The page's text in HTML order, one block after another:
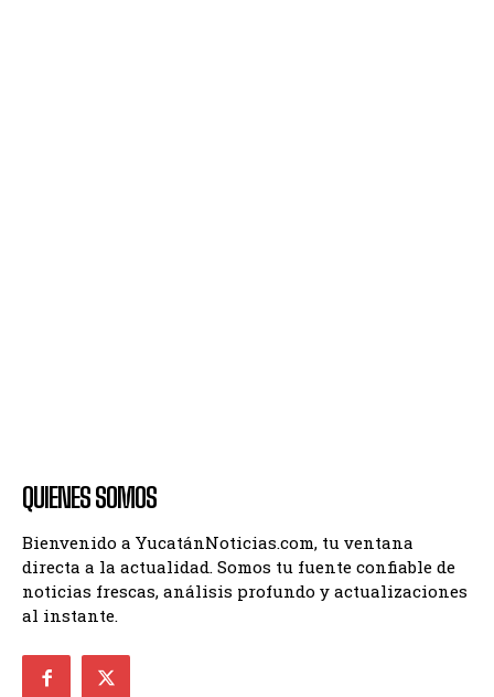
QUIENES SOMOS
Bienvenido a YucatánNoticias.com, tu ventana
directa a la actualidad. Somos tu fuente confiable de
noticias frescas, análisis profundo y actualizaciones
al instante.